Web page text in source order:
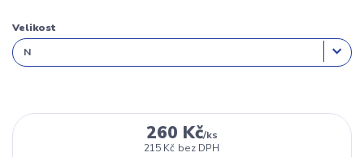
Velikost
260 Kč/ks
215 Kč bez DPH